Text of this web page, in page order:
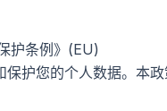
护条例》(EU)
护您的个人数据。本政